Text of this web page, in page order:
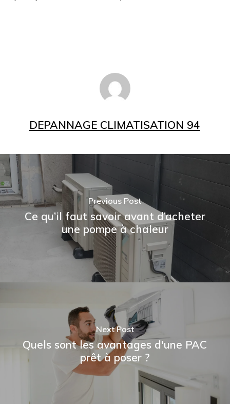
DEPANNAGE CLIMATISATION 94
Previous Post
Ce qu’il faut savoir avant d’acheter
une pompe à chaleur
Next Post
Quels sont les avantages d'une PAC
prêt à poser ?